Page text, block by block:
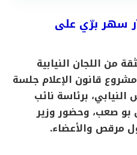
سهر برّي على
من اللجان النيابية
قانون الإعلام جلسة
برئاسة نائب
صعب، وحضور وزير
مرقص والأعضاء.